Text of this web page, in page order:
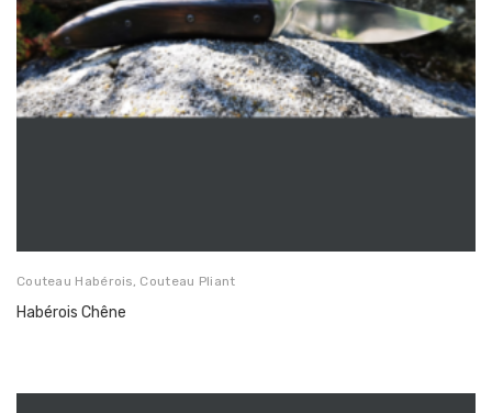
Couteau Habérois, Couteau Pliant
Habérois Chêne